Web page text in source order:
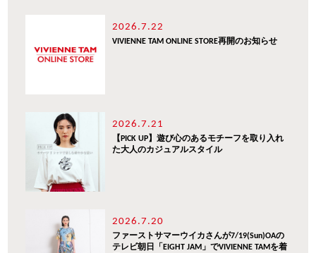
2026.7.22
VIVIENNE TAM ONLINE STORE再開のお知らせ
2026.7.21
【PICK UP】遊び心のあるモチーフを取り入れ
た大人のカジュアルスタイル
2026.7.20
ファーストサマーウイカさんが7/19(Sun)OAの
テレビ朝日「EIGHT JAM」でVIVIENNE TAMを着